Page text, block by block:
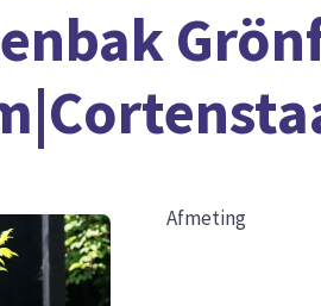
Afmeting